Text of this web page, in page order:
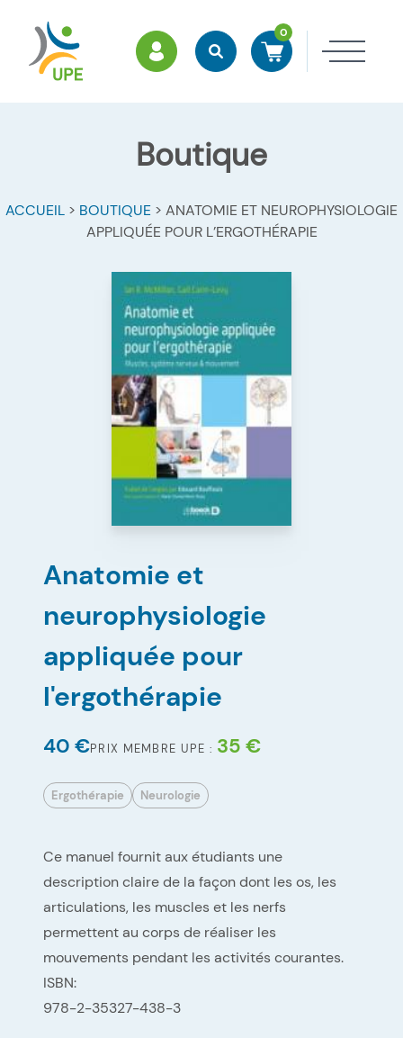
ESPACE MEMBRES
RechercherAccéder à mon panier
0
Boutique
ACCUEIL > BOUTIQUE > ANATOMIE ET NEUROPHYSIOLOGIE
APPLIQUÉE POUR L’ERGOTHÉRAPIE
Anatomie et
neurophysiologie
appliquée pour
l'ergothérapie
40 €PRIX MEMBRE UPE : 35 €
Ergothérapie Neurologie
Ce manuel fournit aux étudiants une
description claire de la façon dont les os, les
articulations, les muscles et les nerfs
permettent au corps de réaliser les
mouvements pendant les activités courantes.
ISBN:
978-2-35327-438-3